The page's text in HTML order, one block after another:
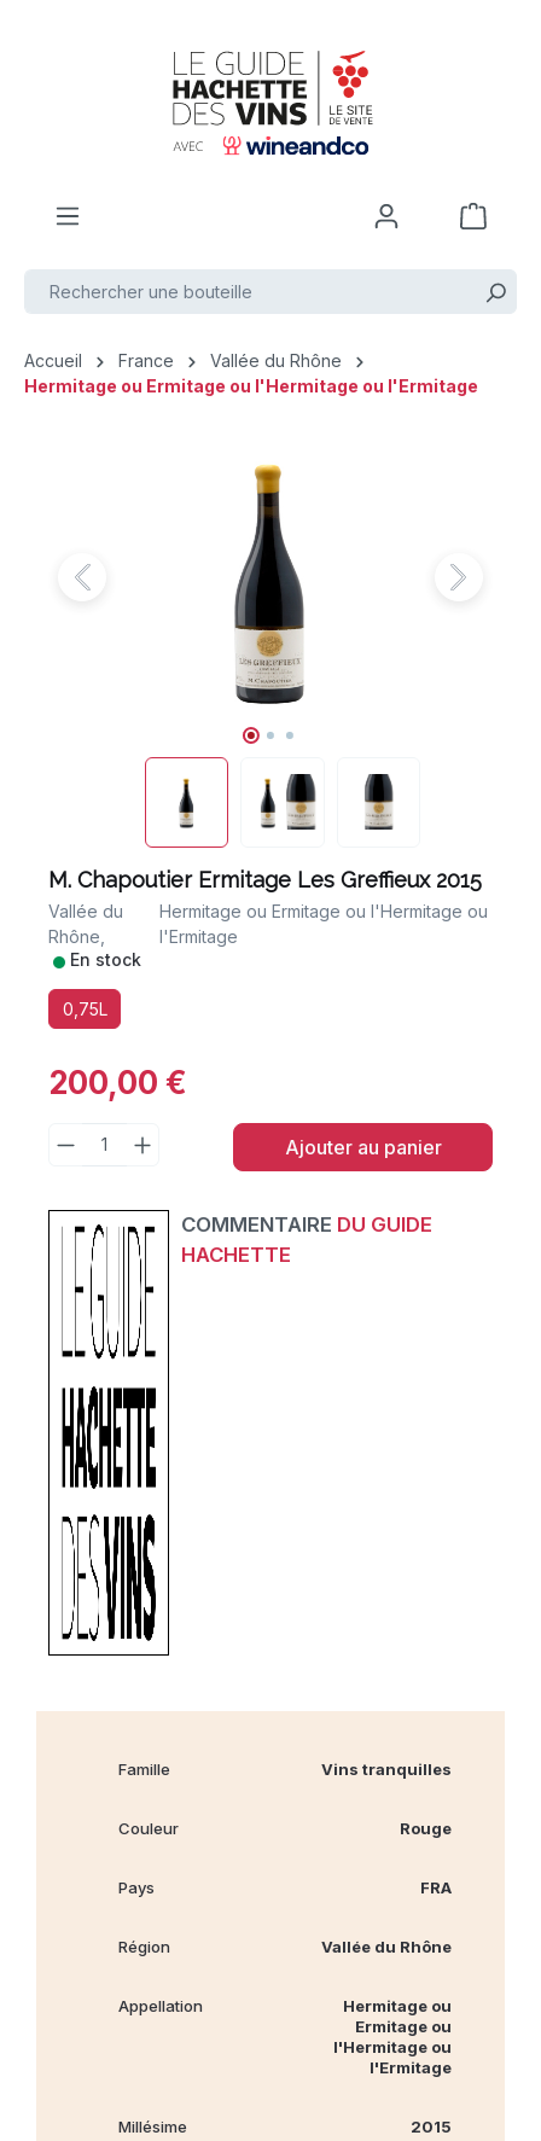
Accueil France
Vallée du Rhône
Hermitage ou Ermitage ou l'Hermitage ou l'Ermitage
M. Chapoutier Ermitage Les Greffieux 2015
Vallée du
Rhône,
Hermitage ou Ermitage ou l'Hermitage ou
l'Ermitage
•En stock
0,75L
200,00 €
Ajouter au panier
COMMENTAIRE DU GUIDE
HACHETTE
Famille Vins tranquilles
Couleur Rouge
Pays FRA
Région Vallée du Rhône
Appellation
Hermitage ou
Ermitage ou
l'Hermitage ou
l'Ermitage
Millésime 2015